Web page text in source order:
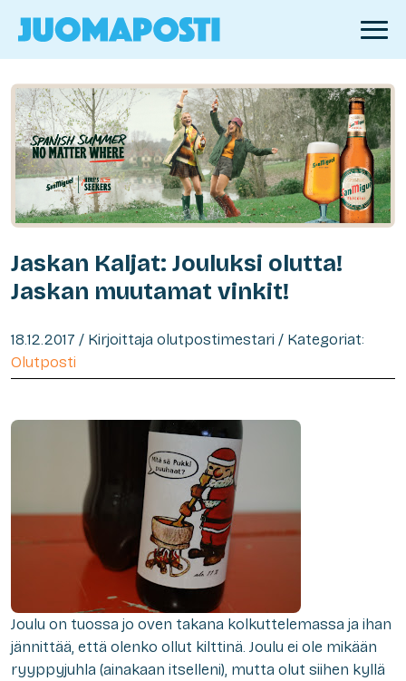
Jaskan Kaljat: Jouluksi olutta!
Jaskan muutamat vinkit!
18.12.2017 / Kirjoittaja olutpostimestari / Kategoriat:
Olutposti
Joulu on tuossa jo oven takana kolkuttelemassa ja ihan
jännittää, että olenko ollut kilttinä. Joulu ei ole mikään
ryyppyjuhla (ainakaan itselleni), mutta olut siihen kyllä